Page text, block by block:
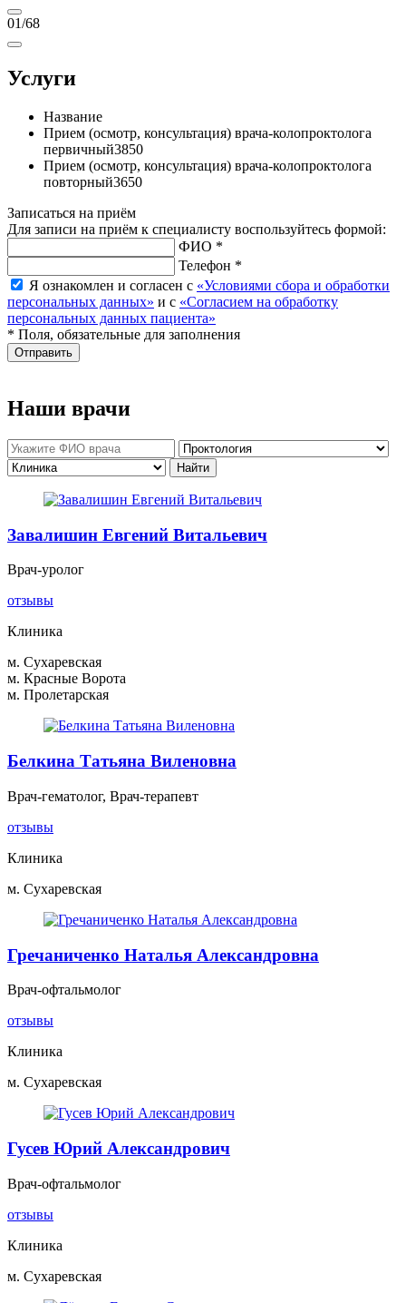
01/68
Услуги
Название
Прием (осмотр, консультация) врача-колопроктолога
первичный3850
Прием (осмотр, консультация) врача-колопроктолога
повторный3650
Записаться на приём
Для записи на приём к специалисту воспользуйтесь формой:
ФИО *
Телефон *
Я ознакомлен и согласен с «Условиями сбора и обработки
персональных данных» и с «Согласием на обработку
персональных данных пациента»
* Поля, обязательные для заполнения
Отправить
Наши врачи
Завалишин Евгений Витальевич
Врач-уролог
отзывы
Клиника
м. Сухаревская
м. Красные Ворота
м. Пролетарская
Белкина Татьяна Виленовна
Врач-гематолог, Врач-терапевт
отзывы
Клиника
м. Сухаревская
Гречаниченко Наталья Александровна
Врач-офтальмолог
отзывы
Клиника
м. Сухаревская
Гусев Юрий Александрович
Врач-офтальмолог
отзывы
Клиника
м. Сухаревская